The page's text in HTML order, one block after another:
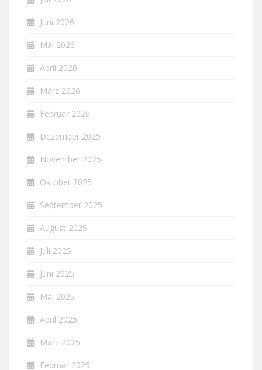
Juni 2026
Mai 2026
April 2026
März 2026
Februar 2026
Dezember 2025
November 2025
Oktober 2025
September 2025
August 2025
Juli 2025
Juni 2025
Mai 2025
April 2025
März 2025
Februar 2025